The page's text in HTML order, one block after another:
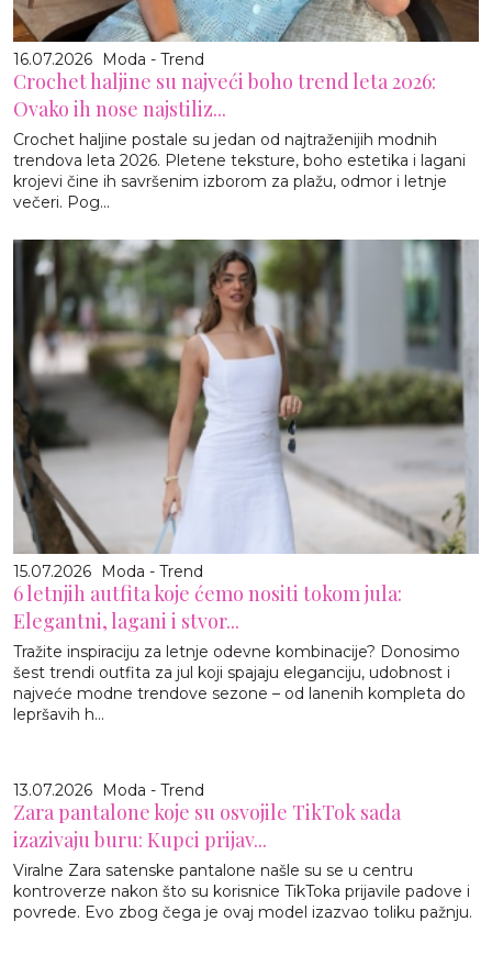
16.07.2026 Moda - Trend
Crochet haljine su najveći boho trend leta 2026:
Ovako ih nose najstiliz...
Crochet haljine postale su jedan od najtraženijih modnih
trendova leta 2026. Pletene teksture, boho estetika i lagani
krojevi čine ih savršenim izborom za plažu, odmor i letnje
večeri. Pog...
15.07.2026 Moda - Trend
6 letnjih autfita koje ćemo nositi tokom jula:
Elegantni, lagani i stvor...
Tražite inspiraciju za letnje odevne kombinacije? Donosimo
šest trendi outfita za jul koji spajaju eleganciju, udobnost i
najveće modne trendove sezone – od lanenih kompleta do
lepršavih h...
13.07.2026 Moda - Trend
Zara pantalone koje su osvojile TikTok sada
izazivaju buru: Kupci prijav...
Viralne Zara satenske pantalone našle su se u centru
kontroverze nakon što su korisnice TikToka prijavile padove i
povrede. Evo zbog čega je ovaj model izazvao toliku pažnju.